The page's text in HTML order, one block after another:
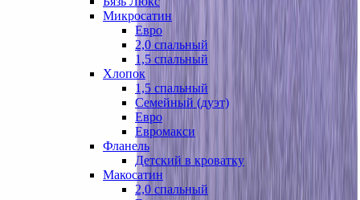
Микросатин
Евро
2,0 спальный
1,5 спальный
Хлопок
1,5 спальный
Семейный (дуэт)
Евро
Евромакси
Фланель
Детский в кроватку
Макосатин
2,0 спальный